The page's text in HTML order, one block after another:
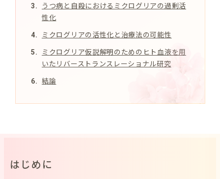
うつ病と自殺におけるミクログリアの過剰活
性化
ミクログリアの活性化と治療法の可能性
ミクログリア仮説解明のためのヒト血液を用
いたリバーストランスレーショナル研究
結論
はじめに